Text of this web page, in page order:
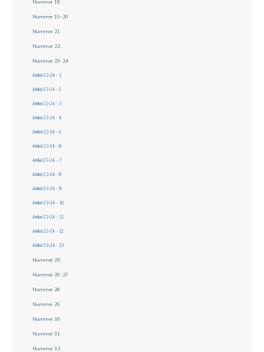
Nummer 18
Nummer 19-20
Nummer 21
Nummer 22
Nummer 23-24
Artikel 23-24 - 1
Artikel 23-24 - 2
Artikel 23-24 - 3
Artikel 23-24 - 4
Artikel 23-24 - 5
Artikel 23-24 - 6
Artikel 23-24 - 7
Artikel 23-24 - 8
Artikel 23-24 - 9
Artikel 23-24 - 10
Artikel 23-24 - 11
Artikel 23-24 - 12
Artikel 23-24 - 13
Nummer 25
Nummer 26-27
Nummer 28
Nummer 29
Nummer 30
Nummer 31
Nummer 32